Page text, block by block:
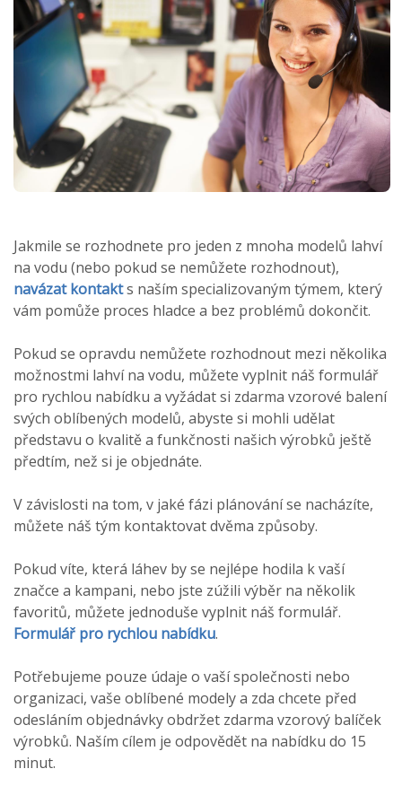
Jakmile se rozhodnete pro jeden z mnoha modelů lahví
na vodu (nebo pokud se nemůžete rozhodnout),
navázat kontakts naším specializovaným týmem, který
vám pomůže proces hladce a bez problémů dokončit.
Pokud se opravdu nemůžete rozhodnout mezi několika
možnostmi lahví na vodu, můžete vyplnit náš formulář
pro rychlou nabídku a vyžádat si zdarma vzorové balení
svých oblíbených modelů, abyste si mohli udělat
představu o kvalitě a funkčnosti našich výrobků ještě
předtím, než si je objednáte.
V závislosti na tom, v jaké fázi plánování se nacházíte,
můžete náš tým kontaktovat dvěma způsoby.
Pokud víte, která láhev by se nejlépe hodila k vaší
značce a kampani, nebo jste zúžili výběr na několik
favoritů, můžete jednoduše vyplnit náš formulář.
Formulář pro rychlou nabídku.
Potřebujeme pouze údaje o vaší společnosti nebo
organizaci, vaše oblíbené modely a zda chcete před
odesláním objednávky obdržet zdarma vzorový balíček
výrobků. Naším cílem je odpovědět na nabídku do 15
minut.